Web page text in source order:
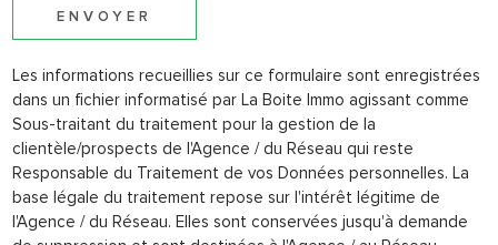
ENVOYER
Les informations recueillies sur ce formulaire sont enregistrées
dans un fichier informatisé par La Boite Immo agissant comme
Sous-traitant du traitement pour la gestion de la
clientèle/prospects de l'Agence / du Réseau qui reste
Responsable du Traitement de vos Données personnelles. La
base légale du traitement repose sur l'intérêt légitime de
l'Agence / du Réseau. Elles sont conservées jusqu'à demande